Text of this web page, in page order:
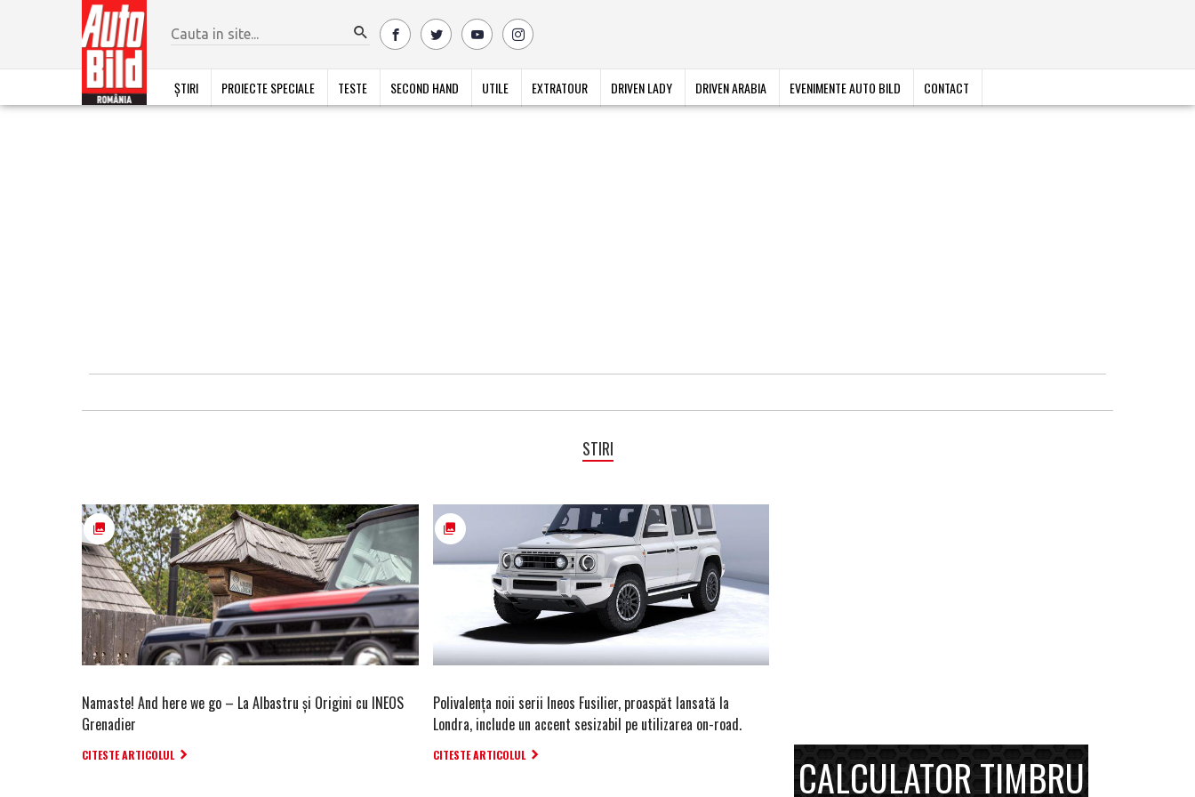
ȘTIRI PROIECTE SPECIALE TESTE SECOND HAND UTILE EXTRATOUR DRIVEN LADY DRIVEN ARABIA EVENIMENTE AUTO BILD CONTACT
STIRI
Namaste! And here we go – La Albastru și Origini cu INEOS
Grenadier
CITESTE ARTICOLUL
Polivalența noii serii Ineos Fusilier, proaspăt lansată la
Londra, include un accent sesizabil pe utilizarea on-road.
CITESTE ARTICOLUL CALCULATOR TIMBRU